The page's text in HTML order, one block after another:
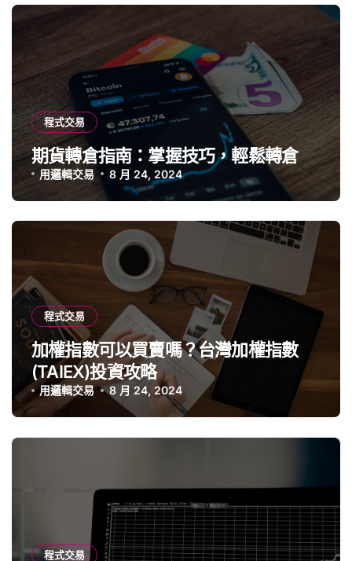
程式交易
期貨轉倉指南：掌握技巧，輕鬆轉倉
用邏輯交易 8 月 24, 2024
程式交易
加權指數可以買賣嗎？台灣加權指數
(TAIEX)投資攻略
用邏輯交易 8 月 24, 2024
程式交易